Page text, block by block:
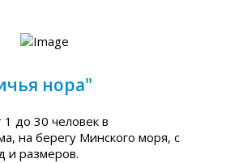
нора"
до 30 человек в
на берегу Минского моря, с
и размеров.